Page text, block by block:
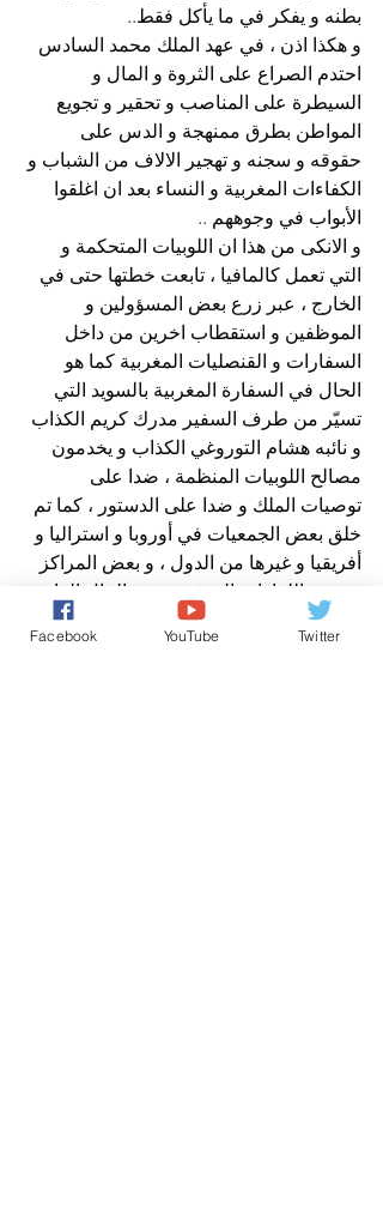
بطنه و يفكر في ما يأكل فقط..
و هكذا اذن ، في عهد الملك محمد السادس
احتدم الصراع على الثروة و المال و
السيطرة على المناصب و تحقير و تجويع
المواطن بطرق ممنهجة و الدس على
حقوقه و سجنه و تهجير الالاف من الشباب و
الكفاءات المغربية و النساء بعد ان اغلقوا
الأبواب في وجوههم ..
و الانكى من هذا ان اللوبيات المتحكمة و
التي تعمل كالمافيا ، تابعت خطتها حتى في
الخارج ، عبر زرع بعض المسؤولين و
الموظفين و استقطاب اخرين من داخل
السفارات و القنصليات المغربية كما هو
الحال في السفارة المغربية بالسويد التي
تسيّر من طرف السفير مدرك كريم الكذاب
و نائبه هشام التوروغي الكذاب و يخدمون
مصالح اللوبيات المنظمة ، ضدا على
توصيات الملك و ضدا على الدستور ، كما تم
خلق بعض الجمعيات في أوروبا و استراليا و
أفريقيا و غيرها من الدول ، و بعض المراكز
و بعض اللقاءات المدفوعة من المال العام،
لتشكيل لوبي مافيوزي ضد المغاربة الاحرار
، و استغلال المناصب و تحرير تقارير
Facebook YouTube Twitter